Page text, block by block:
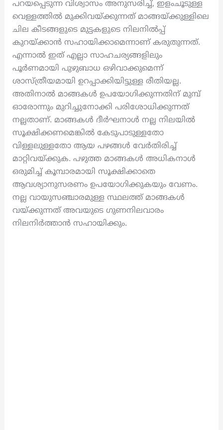
പറയപ്പെടുന്ന വിശ്വാസം അനുസരിച്ച്, ഇളംചൂടുള്ള
വെള്ളത്തിൽ മുക്കിവയ്ക്കുന്നത് മാങ്ങയ്ക്കുള്ളിലെ
ചില കീടങ്ങളുടെ മുട്ടകളുടെ നിലനിൽപ്പ്
കുറയ്ക്കാൻ സഹായിക്കാമെന്നാണ് കരുതുന്നത്.
എന്നാൽ ഇത് എല്ലാ സാഹചര്യങ്ങളിലും
പൂർണമായി പുഴുബാധ ഒഴിവാക്കുമെന്ന്
ശാസ്ത്രീയമായി ഉറപ്പാക്കിയിട്ടുള്ള രീതിയല്ല.
അതിനാൽ മാങ്ങകൾ ഉപയോഗിക്കുന്നതിന് മുമ്പ്
ഓരോന്നും മുറിച്ചുനോക്കി പരിശോധിക്കുന്നത്
നല്ലതാണ്. മാങ്ങകൾ ദീർഘനാൾ നല്ല നിലയിൽ
സൂക്ഷിക്കണമെങ്കിൽ കേടുപാടുള്ളതോ
വിള്ളലുള്ളതോ ആയ പഴങ്ങൾ വേർതിരിച്ച്
മാറ്റിവയ്ക്കുക. പഴുത്ത മാങ്ങകൾ അധികനാൾ
ഒരുമിച്ച് കൂമ്പാരമായി സൂക്ഷിക്കാതെ
ആവശ്യാനുസരണം ഉപയോഗിക്കുകയും വേണം.
നല്ല വായുസഞ്ചാരമുള്ള സ്ഥലത്ത് മാങ്ങകൾ
വയ്ക്കുന്നത് അവയുടെ ഗുണനിലവാരം
നിലനിർത്താൻ സഹായിക്കും.